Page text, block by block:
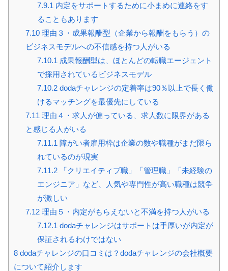
7.9.1 内定をサポートするために小まめに連絡をす
ることもあります
7.10理由３・成果報酬型（企業から報酬をもらう）の
ビジネスモデルへの不信感を持つ人がいる
7.10.1 成果報酬型は、ほとんどの転職エージェント
で採用されているビジネスモデル
7.10.2dodaチャレンジの定着率は90％以上で長く働
けるマッチングを最優先にしている
7.11 理由４・求人が偏っている、求人数に限界がある
と感じる人がいる
7.11.1 障がい者雇用枠は企業の数や職種がまだ限ら
れているのが現実
7.11.2「クリエイティブ職」「管理職」「未経験の
エンジニア」など、人気や専門性が高い職種は競争
が激しい
7.12理由５・内定がもらえないと不満を持つ人がいる
7.12.1 dodaチャレンジはサポートは手厚いが内定が
保証されるわけではない
8 dodaチャレンジの口コミは？dodaチャレンジの会社概要
について紹介します